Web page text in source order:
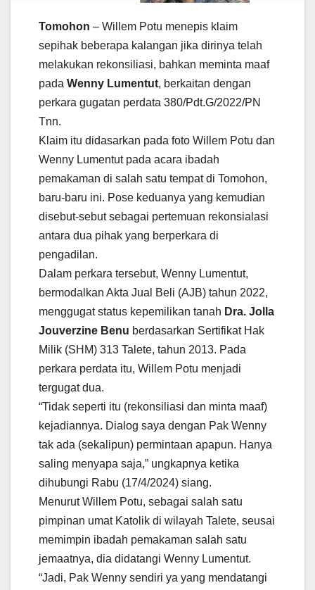
Tomohon – Willem Potu menepis klaim
sepihak beberapa kalangan jika dirinya telah
melakukan rekonsiliasi, bahkan meminta maaf
pada Wenny Lumentut, berkaitan dengan
perkara gugatan perdata 380/Pdt.G/2022/PN
Tnn.
Klaim itu didasarkan pada foto Willem Potu dan
Wenny Lumentut pada acara ibadah
pemakaman di salah satu tempat di Tomohon,
baru-baru ini. Pose keduanya yang kemudian
disebut-sebut sebagai pertemuan rekonsialasi
antara dua pihak yang berperkara di
pengadilan.
Dalam perkara tersebut, Wenny Lumentut,
bermodalkan Akta Jual Beli (AJB) tahun 2022,
menggugat status kepemilikan tanah Dra. Jolla
Jouverzine Benu berdasarkan Sertifikat Hak
Milik (SHM) 313 Talete, tahun 2013. Pada
perkara perdata itu, Willem Potu menjadi
tergugat dua.
“Tidak seperti itu (rekonsiliasi dan minta maaf)
kejadiannya. Dialog saya dengan Pak Wenny
tak ada (sekalipun) permintaan apapun. Hanya
saling menyapa saja,” ungkapnya ketika
dihubungi Rabu (17/4/2024) siang.
Menurut Willem Potu, sebagai salah satu
pimpinan umat Katolik di wilayah Talete, seusai
memimpin ibadah pemakaman salah satu
jemaatnya, dia didatangi Wenny Lumentut.
“Jadi, Pak Wenny sendiri ya yang mendatangi